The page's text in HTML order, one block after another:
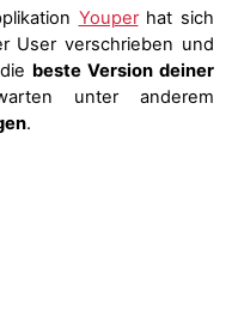
Youperhat sich
User verschrieben und
beste Version deiner
unter anderem
.